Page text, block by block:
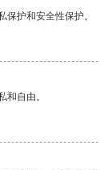
护和安全性保护。
和自由。